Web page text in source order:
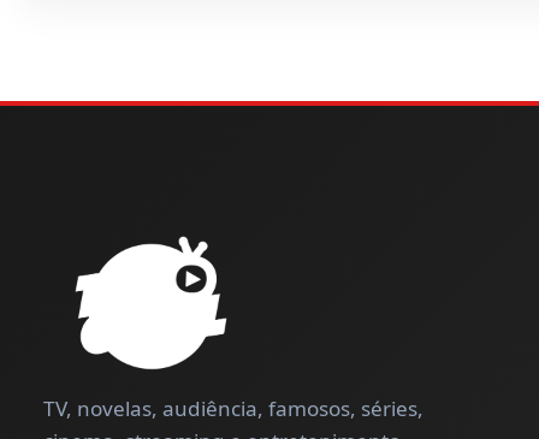
TV, novelas, audiência, famosos, séries,